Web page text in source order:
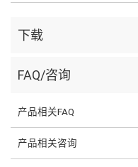
下载
FAQ/咨询
产品相关FAQ
产品相关咨询